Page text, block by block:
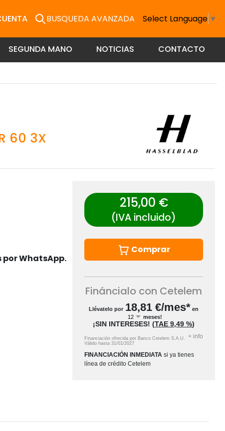
BUSQUEDA AVANZADA Select Language ▼
SEGUNDA MANO NOTICIAS CONTACTO
60 3X
por WhatsApp.
215,00 €
(IVA incluido)
Comprar
Fináncialo con Cetelem
Llévatelo por 18,81 €/mes* en
meses!
¡SIN INTERESES!(TAE9,49 %)
Financiación ofrecida por Banco Cetelem S.A.U.
Válido hasta31/01/2027
+ info
FINANCIACIÓN INMEDIATA si ya tienes
línea de crédito Cetelem